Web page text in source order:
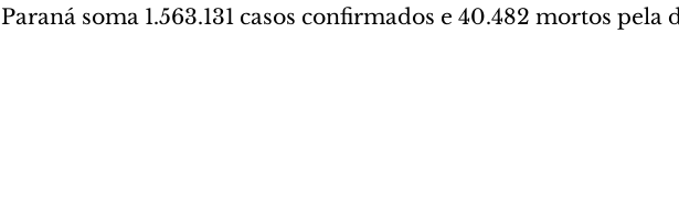
Paraná soma 1.563.131 casos confirmados e 40.482 mortos pela